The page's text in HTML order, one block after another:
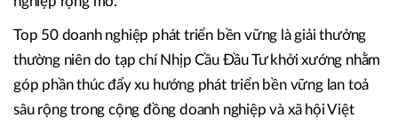
Top 50 doanh nghiệp phát triển bền vững là giải thưởng
thường niên do tạp chí Nhịp Cầu Đầu Tư khởi xướng nhằm
góp phần thúc đẩy xu hướng phát triển bền vững lan toả
sâu rộng trong cộng đồng doanh nghiệp và xã hội Việt